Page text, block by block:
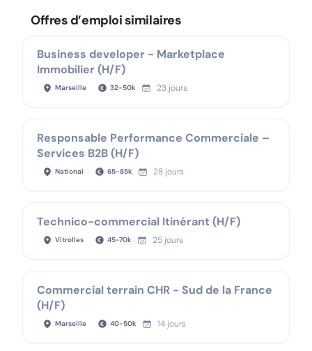
Offres d’emploi similaires
Business developer - Marketplace
Immobilier (H/F)
Marseille 32-50k 23 jours
Responsable Performance Commerciale –
Services B2B (H/F)
National 65-85k 28 jours
Technico-commercial Itinérant (H/F)
Vitrolles 45-70k 25 jours
Commercial terrain CHR - Sud de la France
(H/F)
Marseille 40-50k 14 jours